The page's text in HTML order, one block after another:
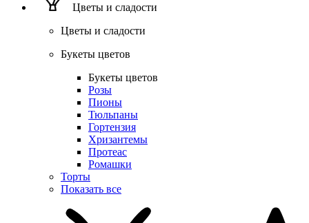
Цветы и сладости
Цветы и сладости
Букеты цветов
Букеты цветов
Розы
Пионы
Тюльпаны
Гортензия
Хризантемы
Протеас
Ромашки
Торты
Показать все